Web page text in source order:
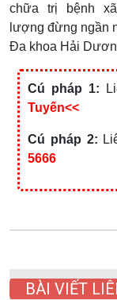
chữa trị bệnh
lượng đừng ngần
Đa khoa Hải
Cú pháp 1:
Tuyến<<
Cú pháp 2:
5666
BÀI VIẾT